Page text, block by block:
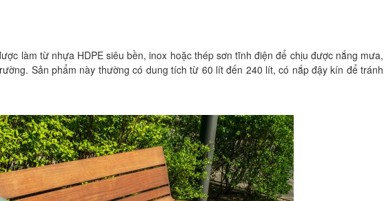
làm từ nhựa HDPE siêu bền, inox hoặc thép sơn tĩnh điện để chịu được nắng mưa,
Sản phẩm này thường có dung tích từ 60 lít đến 240 lít, có nắp đậy kín để tránh